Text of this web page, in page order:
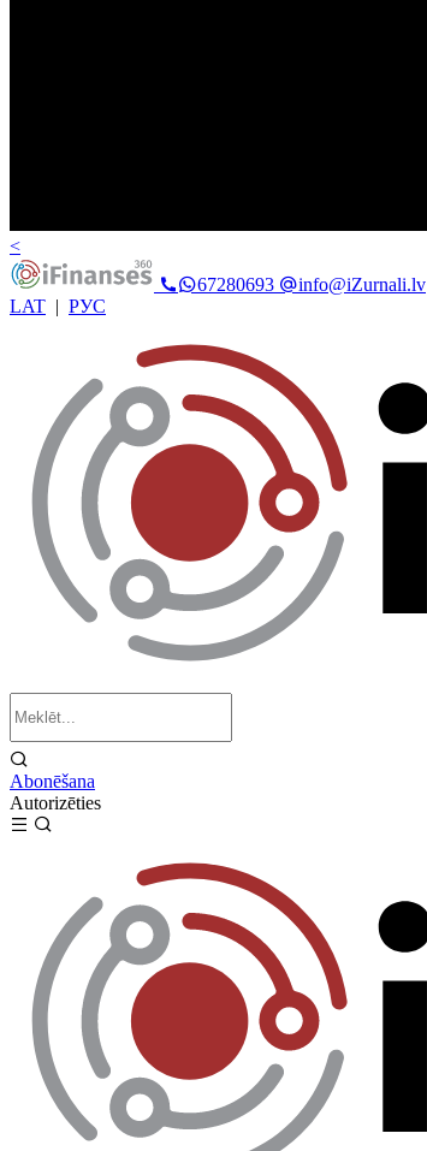
<
67280693
info@iZurnali.lv
LAT | РУС
Abonēšana
Autorizēties